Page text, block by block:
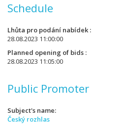
Schedule
Lhůta pro podání nabídek
28.08.2023 11:00:00
Planned opening of bids
28.08.2023 11:05:00
Public Promoter
Subject's name
Český rozhlas